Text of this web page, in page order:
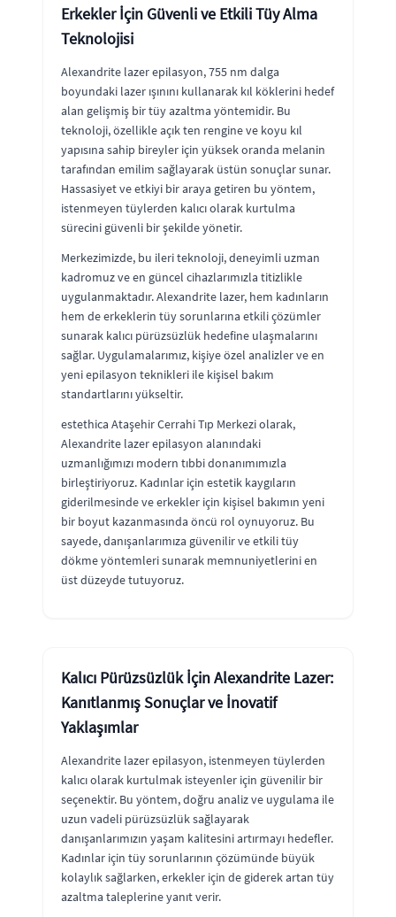
Erkekler İçin Güvenli ve Etkili Tüy Alma
Teknolojisi
Alexandrite lazer epilasyon, 755 nm dalga
boyundaki lazer ışınını kullanarak kıl köklerini hedef
alan gelişmiş bir tüy azaltma yöntemidir. Bu
teknoloji, özellikle açık ten rengine ve koyu kıl
yapısına sahip bireyler için yüksek oranda melanin
tarafından emilim sağlayarak üstün sonuçlar sunar.
Hassasiyet ve etkiyi bir araya getiren bu yöntem,
istenmeyen tüylerden kalıcı olarak kurtulma
sürecini güvenli bir şekilde yönetir.
Merkezimizde, bu ileri teknoloji, deneyimli uzman
kadromuz ve en güncel cihazlarımızla titizlikle
uygulanmaktadır. Alexandrite lazer, hem kadınların
hem de erkeklerin tüy sorunlarına etkili çözümler
sunarak kalıcı pürüzsüzlük hedefine ulaşmalarını
sağlar. Uygulamalarımız, kişiye özel analizler ve en
yeni epilasyon teknikleri ile kişisel bakım
standartlarını yükseltir.
estethica Ataşehir Cerrahi Tıp Merkezi olarak,
Alexandrite lazer epilasyon alanındaki
uzmanlığımızı modern tıbbi donanımımızla
birleştiriyoruz. Kadınlar için estetik kaygıların
giderilmesinde ve erkekler için kişisel bakımın yeni
bir boyut kazanmasında öncü rol oynuyoruz. Bu
sayede, danışanlarımıza güvenilir ve etkili tüy
dökme yöntemleri sunarak memnuniyetlerini en
üst düzeyde tutuyoruz.
Kalıcı Pürüzsüzlük İçin Alexandrite Lazer:
Kanıtlanmış Sonuçlar ve İnovatif
Yaklaşımlar
Alexandrite lazer epilasyon, istenmeyen tüylerden
kalıcı olarak kurtulmak isteyenler için güvenilir bir
seçenektir. Bu yöntem, doğru analiz ve uygulama ile
uzun vadeli pürüzsüzlük sağlayarak
danışanlarımızın yaşam kalitesini artırmayı hedefler.
Kadınlar için tüy sorunlarının çözümünde büyük
kolaylık sağlarken, erkekler için de giderek artan tüy
azaltma taleplerine yanıt verir.